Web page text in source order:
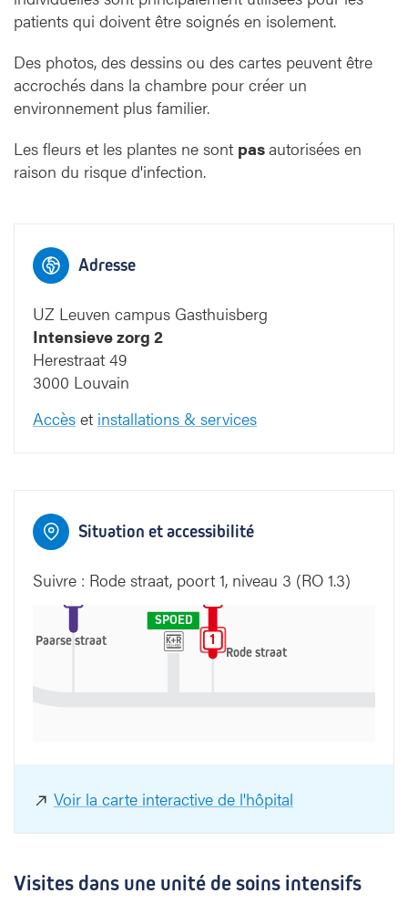
patients qui doivent être soignés en isolement.
Des photos, des dessins ou des cartes peuvent être
accrochés dans la chambre pour créer un
environnement plus familier.
Les fleurs et les plantes ne sont pasautorisées en
raison du risque d'infection.
Adresse
UZ Leuven campus Gasthuisberg
Intensieve zorg 2
Herestraat 49
3000 Louvain
Accès et installations & services
Situation et accessibilité
Suivre : Rode straat, poort 1, niveau 3 (RO 1.3)
1
SPOED
West
Rode straat
Paarse straat
Toegang West: 4 minuten
Toegang Oost: 11 minuten
1
Voir la carte interactive de l'hôpital
Visites dans une unité de soins intensifs